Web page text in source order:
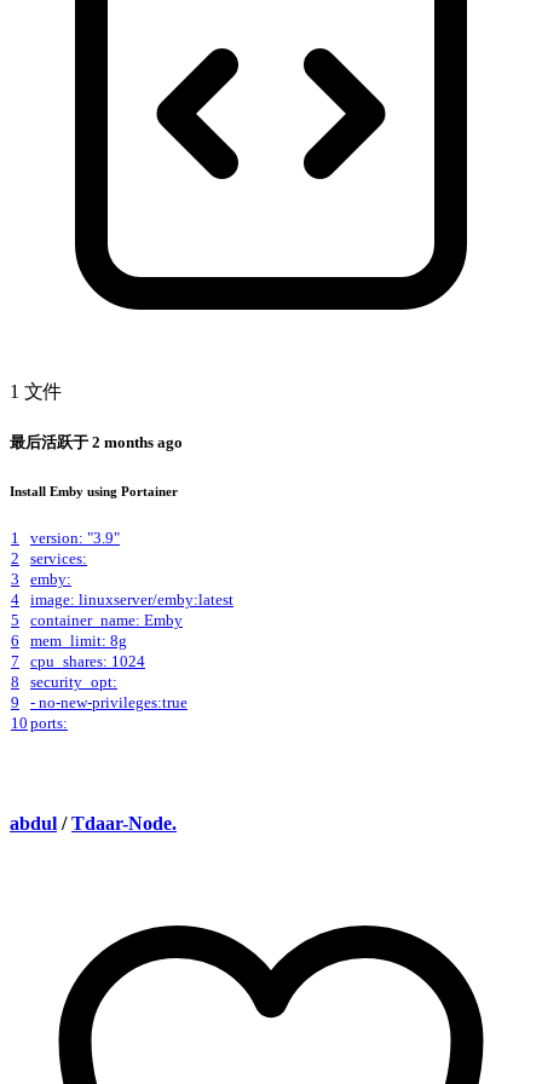
1 文件
最后活跃于 2 months ago
Install Emby using Portainer
1
version: "3.9"
2
services:
3
emby:
4
image: linuxserver/emby:latest
5
container_name: Emby
6
mem_limit: 8g
7
cpu_shares: 1024
8
security_opt:
9
- no-new-privileges:true
10 ports:
abdul / Tdaar-Node.